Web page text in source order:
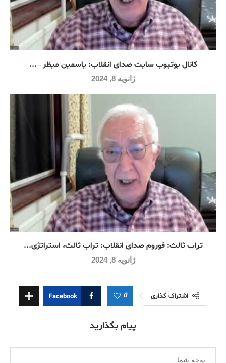
کانال یوتیوب سایت صدای انقلاب: یاسمین میظر –...
ژانویه 8, 2024
تراب ثالث: فوروم صدای انقلاب: تراب ثالث، استراتژی...
ژانویه 8, 2024
اشتراک گذاری 0
Facebook
پیام بگذارید